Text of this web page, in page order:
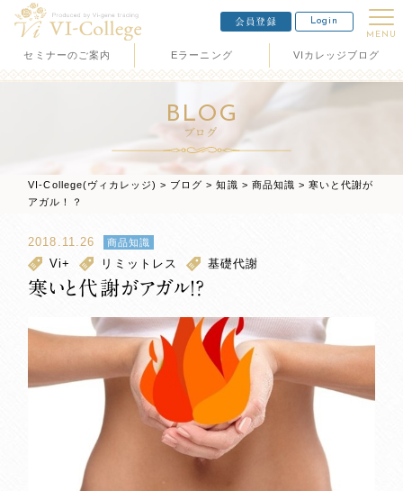
会員登録 Login
MENU
セミナーのご案内 Eラーニング VIカレッジブログ
BLOG
ブログ
VI-College(ヴィカレッジ) > ブログ >知識 > 商品知識 > 寒いと代謝が
アガル！？
2018.11.26 商品知識
Vi+ リミットレス 基礎代謝
寒いと代謝がアガル！？